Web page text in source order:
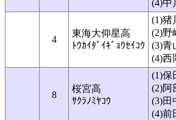
(4)
4
東海大仰星高
ﾄｳｶｲﾀﾞｲｷﾞｮｳｾｲｺｳ
(1)
(2)
(3)
(4)
8
桜宮高
ｻｸﾗﾉﾐﾔｺｳ
(1)
(2)
(3)
(4)